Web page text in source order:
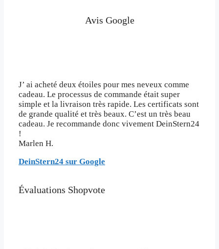
Avis Google
J’ ai acheté deux étoiles pour mes neveux comme
cadeau. Le processus de commande était super
simple et la livraison très rapide. Les certificats sont
de grande qualité et très beaux. C’est un très beau
cadeau. Je recommande donc vivement DeinStern24
!
Marlen H.
DeinStern24 sur Google
Évaluations Shopvote